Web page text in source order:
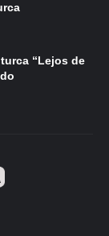
“Lejos de